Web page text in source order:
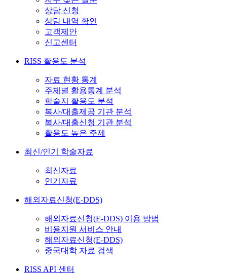
상담 신청
상담 내역 확인
고객제안
신고센터
RISS 활용도 분석
자료 현황 통계
주제별 활용통계 분석
학술지 활용도 분석
복사/대출제공 기관 분석
복사/대출신청 기관 분석
활용도 높은 주제
최신/인기 학술자료
최신자료
인기자료
해외자료신청(E-DDS)
해외자료신청(E-DDS) 이용 방법
비용지원 서비스 안내
해외자료신청(E-DDS)
중국대학 자료 검색
RISS API 센터